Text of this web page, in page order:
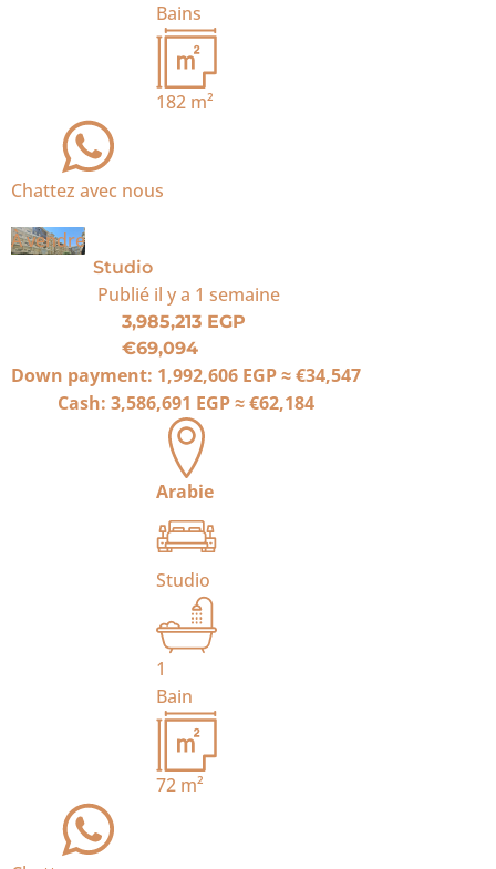
Bains
182m²
Chattez avec nous
À vendre
Studio
Publié il y a 1 semaine
3,985,213 EGP
€69,094
Down payment: 1,992,606 EGP≈€34,547
Cash: 3,586,691 EGP≈€62,184
Arabie
Studio
1
Bain
72m²